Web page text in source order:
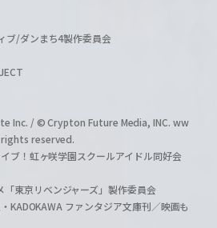
ブ/ダンまち4製作委員会
Inc. / © Crypton Future Media, INC. ww
rights reserved.
ブ！虹ヶ咲学園スクールアイドル同好会
東京リベンジャーズ」製作委員会
KADOKAWA ファンタジア文庫刊／映画も